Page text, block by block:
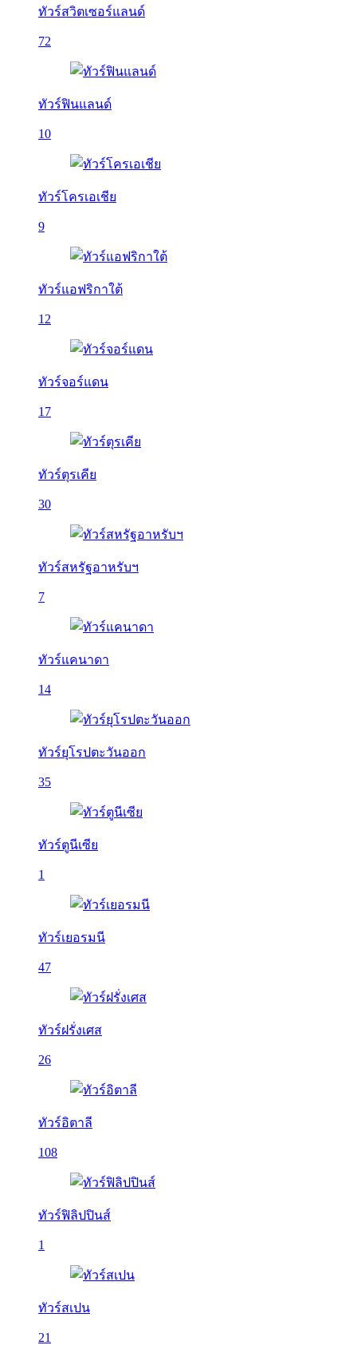
ทัวร์สวิตเซอร์แลนด์
72
ทัวร์ฟินแลนด์
10
ทัวร์โครเอเชีย
9
ทัวร์แอฟริกาใต้
12
ทัวร์จอร์แดน
17
ทัวร์ตุรเคีย
30
ทัวร์สหรัฐอาหรับฯ
7
ทัวร์แคนาดา
14
ทัวร์ยุโรปตะวันออก
35
ทัวร์ตูนีเซีย
1
ทัวร์เยอรมนี
47
ทัวร์ฝรั่งเศส
26
ทัวร์อิตาลี
108
ทัวร์ฟิลิปปินส์
1
ทัวร์สเปน
21